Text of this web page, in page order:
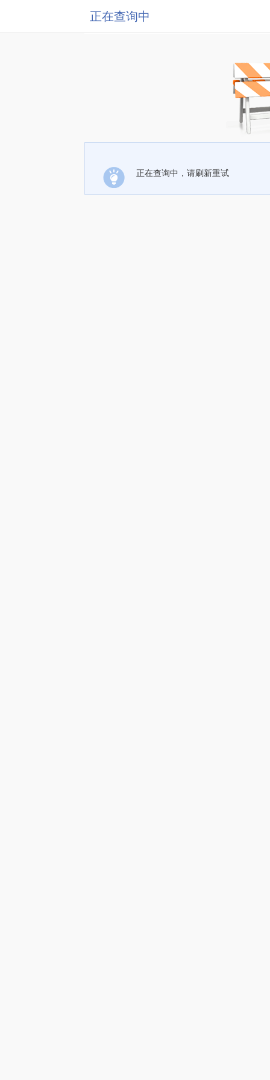
正在查询中
正在查询中，请刷新重试